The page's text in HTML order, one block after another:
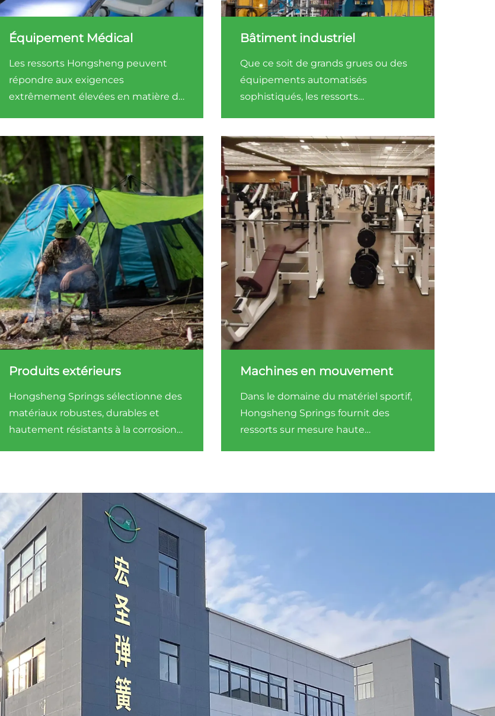
Équipement Médical
Les ressorts Hongsheng peuvent
répondre aux exigences
extrêmement élevées en matière de
médicaux.
Bâtiment industriel
Que ce soit de grands grues ou des
équipements automatisés
sophistiqués, les ressorts
stabilité exceptionnels
Produits extérieurs
Hongsheng Springs sélectionne des
matériaux robustes, durables et
hautement résistants à la corrosion
Machines en mouvement
Dans le domaine du matériel sportif,
Hongsheng Springs fournit des
ressorts sur mesure haute